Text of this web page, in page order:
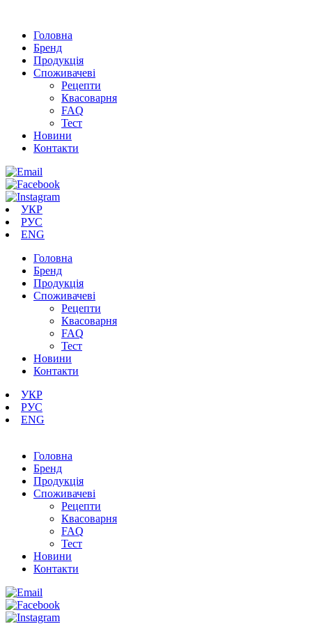
Головна
Бренд
Продукція
Cпоживачеві
Рецепти
Квасоварня
FAQ
Тест
Новини
Контакти
УКР
РУС
ENG
Головна
Бренд
Продукція
Cпоживачеві
Рецепти
Квасоварня
FAQ
Тест
Новини
Контакти
УКР
РУС
ENG
Головна
Бренд
Продукція
Cпоживачеві
Рецепти
Квасоварня
FAQ
Тест
Новини
Контакти